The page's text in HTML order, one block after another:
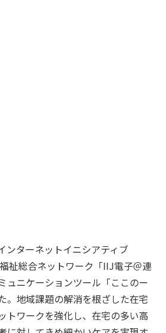
ンターネットイニシアティブ
祉総合ネットワーク「IIJ電子＠連
ュニケーションツール「ここのー
。地域課題の解消を根ざした在宅
トワークを強化し、在宅の多い高